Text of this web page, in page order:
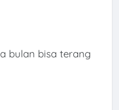
bulan bisa terang